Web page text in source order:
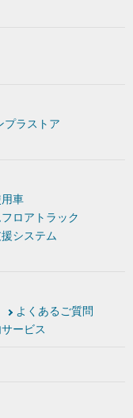
プラストア
車
ロアトラック
システム
よくあるご質問
ービス